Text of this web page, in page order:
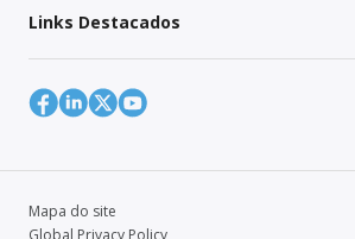
Links Destacados
Mapa do site